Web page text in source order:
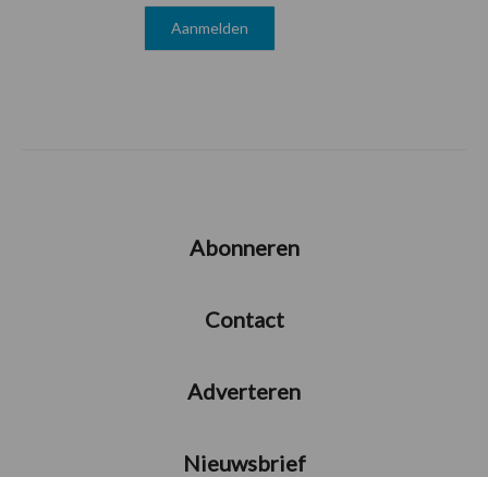
Abonneren
Contact
Adverteren
Nieuwsbrief